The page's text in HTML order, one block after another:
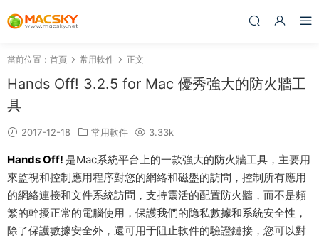
當前位置： 首頁 常用軟件 正文
Hands Off! 3.2.5 for Mac 優秀強大的防火牆工
具
2017-12-18 常用軟件 3.33k
Hands Off! 是Mac系統平台上的一款強大的防火牆工具，主要用
來監視和控制應用程序對您的網絡和磁盤的訪問，控制所有應用
的網絡連接和文件系統訪問，支持靈活的配置防火牆，而不是頻
繁的幹擾正常的電腦使用，保護我們的隐私數據和系統安全性，
除了保護數據安全外，還可用于阻止軟件的驗證鏈接，您可以對